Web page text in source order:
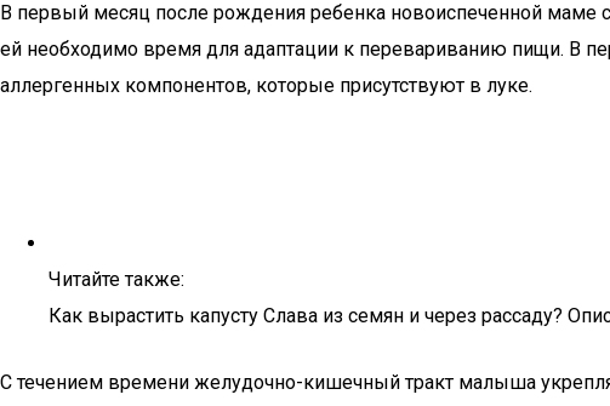
В первый месяц после рождения ребенка новоиспеченной маме
ей необходимо время для адаптации к перевариванию пищи. В
аллергенных компонентов, которые присутствуют в луке.
Читайте также:
Как вырастить капусту Слава из семян и через рассаду?
С течением времени желудочно-кишечный тракт малыша